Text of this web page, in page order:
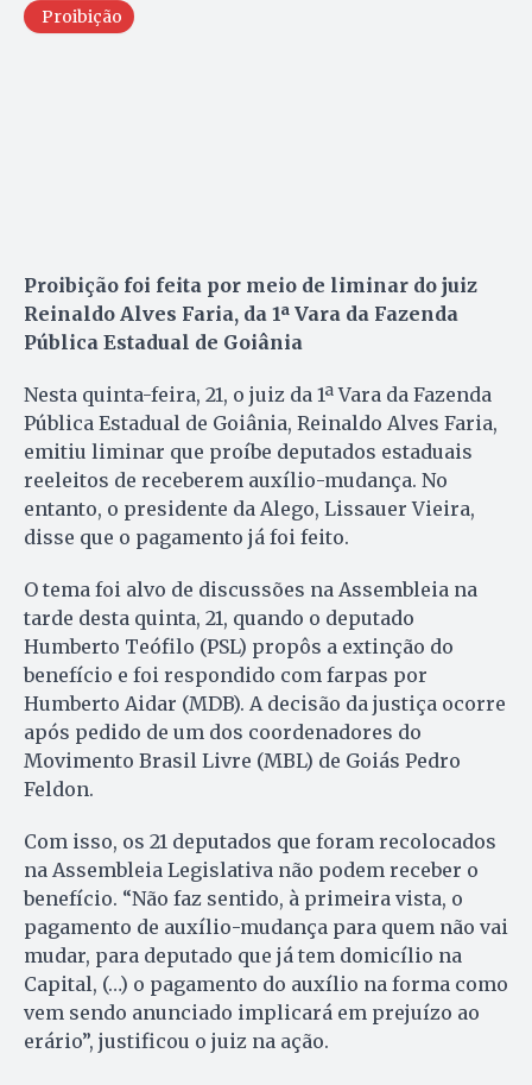
Proibição
Proibição foi feita por meio de liminar do juiz
Reinaldo Alves Faria, da 1ª Vara da Fazenda
Pública Estadual de Goiânia
Nesta quinta-feira, 21, o juiz da 1ª Vara da Fazenda
Pública Estadual de Goiânia, Reinaldo Alves Faria,
emitiu liminar que proíbe deputados estaduais
reeleitos de receberem auxílio-mudança. No
entanto, o presidente da Alego, Lissauer Vieira,
disse que o pagamento já foi feito.
O tema foi alvo de discussões na Assembleia na
tarde desta quinta, 21, quando o deputado
Humberto Teófilo (PSL) propôs a extinção do
benefício e foi respondido com farpas por
Humberto Aidar (MDB). A decisão da justiça ocorre
após pedido de um dos coordenadores do
Movimento Brasil Livre (MBL) de Goiás Pedro
Feldon.
Com isso, os 21 deputados que foram recolocados
na Assembleia Legislativa não podem receber o
benefício. “Não faz sentido, à primeira vista, o
pagamento de auxílio-mudança para quem não vai
mudar, para deputado que já tem domicílio na
Capital, (…) o pagamento do auxílio na forma como
vem sendo anunciado implicará em prejuízo ao
erário”, justificou o juiz na ação.